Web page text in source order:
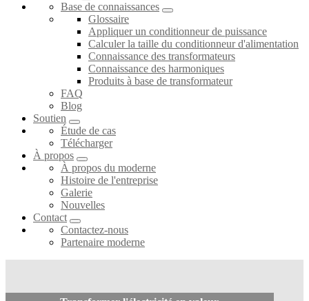
Base de connaissances
Glossaire
Appliquer un conditionneur de puissance
Calculer la taille du conditionneur d'alimentation
Connaissance des transformateurs
Connaissance des harmoniques
Produits à base de transformateur
FAQ
Blog
Soutien
Étude de cas
Télécharger
À propos
À propos du moderne
Histoire de l'entreprise
Galerie
Nouvelles
Contact
Contactez-nous
Partenaire moderne